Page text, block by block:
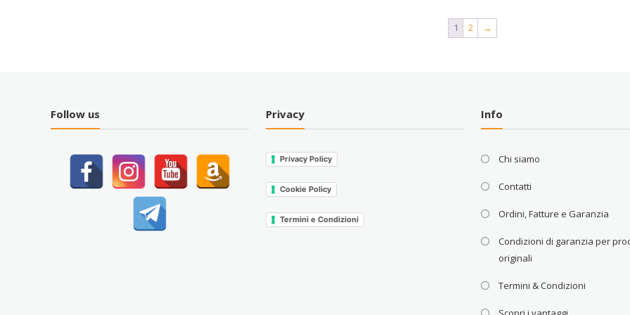
1 2 →
Follow us Privacy
Privacy Policy
Cookie Policy
Termini e Condizioni
Info
Chi siamo
Contatti
Ordini, Fatture e Garanzia
Condizioni di garanzia per
originali
Termini & Condizioni